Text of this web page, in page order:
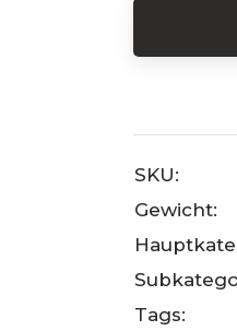
SKU:
Gewicht:
Tags: